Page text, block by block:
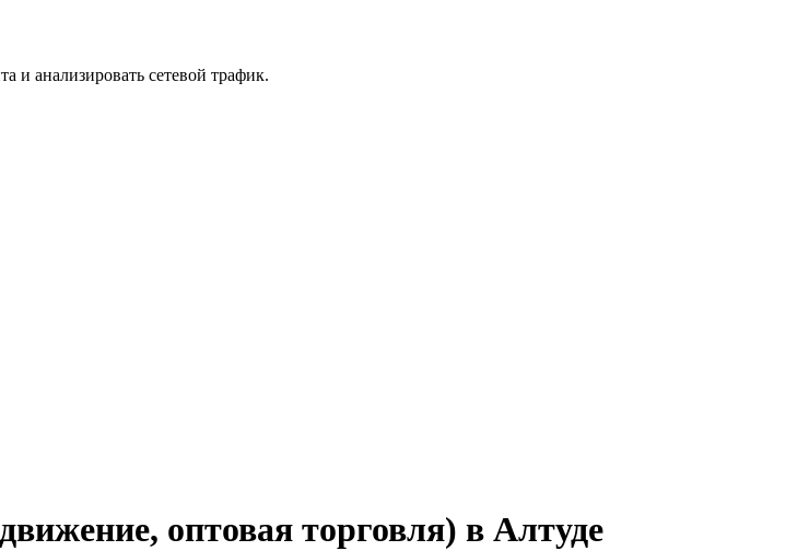
и анализировать сетевой трафик.
оптовая торговля) в Алтуде